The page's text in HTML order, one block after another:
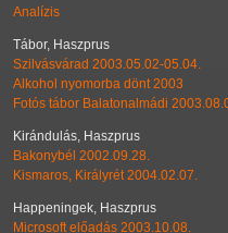
Analízis
Tábor, Haszprus
Szilvásvárad 2003.05.02-05.04.
Alkohol nyomorba dönt 2003
Fotós tábor Balatonalmádi
Kirándulás, Haszprus
Bakonybél 2002.09.28.
Kismaros, Királyrét 2004.02.07.
Happeningek, Haszprus
Microsoft előadás 2003.10.08.